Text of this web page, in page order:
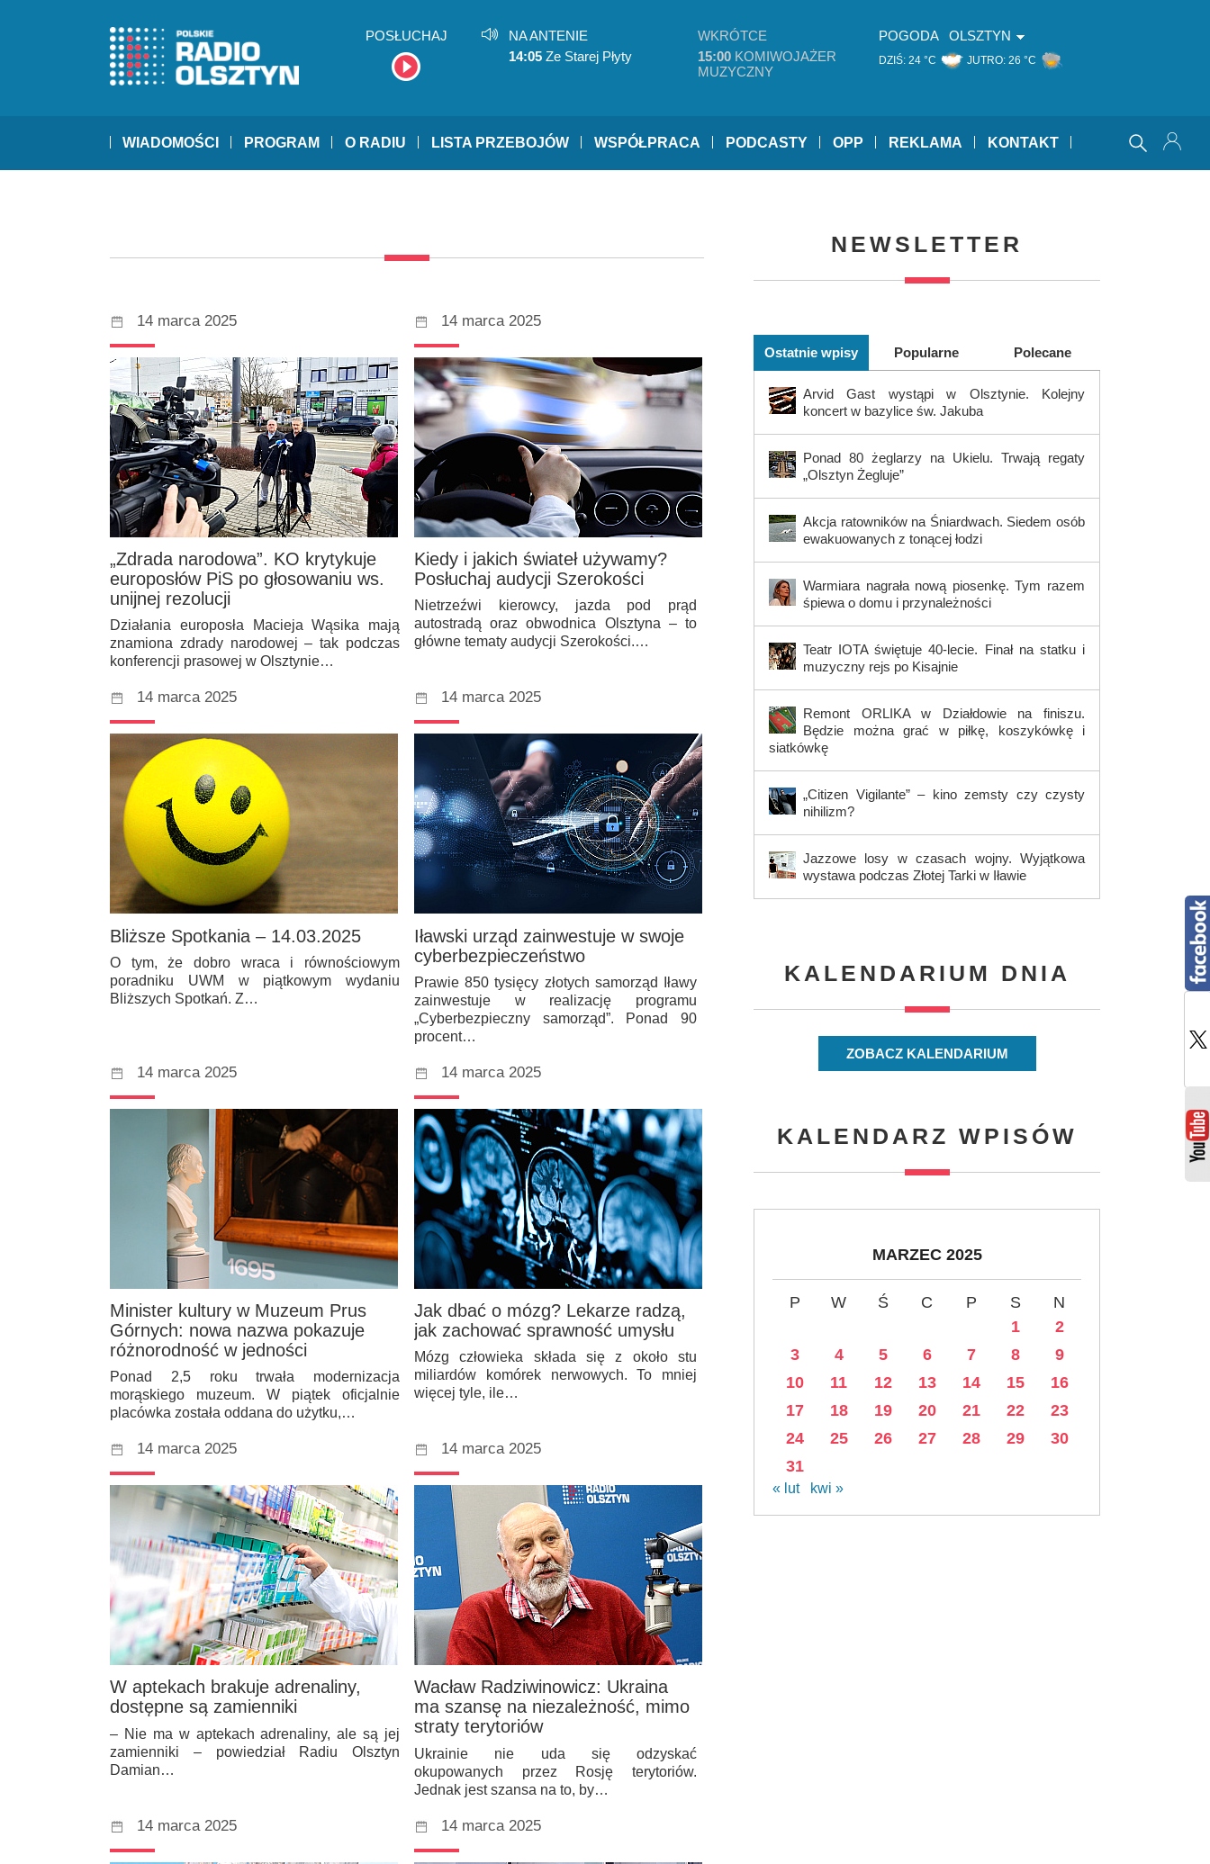
POSŁUCHAJ
NA ANTENIE
14:05 Ze Starej Płyty
WKRÓTCE
15:00 KOMIWOJAŻER
MUZYCZNY
POGODA OLSZTYN
DZIŚ: 24 °C JUTRO: 26 °C
WIADOMOŚCI PROGRAM O RADIU LISTA PRZEBOJÓW WSPÓŁPRACA PODCASTY OPP REKLAMA KONTAKT
14 marca 2025
„Zdrada narodowa”. KO krytykuje
europosłów PiS po głosowaniu ws.
unijnej rezolucji
Działania europosła Macieja Wąsika mają
znamiona zdrady narodowej – tak podczas
konferencji prasowej w Olsztynie…
14 marca 2025
Kiedy i jakich świateł używamy?
Posłuchaj audycji Szerokości
Nietrzeźwi kierowcy, jazda pod prąd
autostradą oraz obwodnica Olsztyna – to
główne tematy audycji Szerokości.…
14 marca 2025
Bliższe Spotkania – 14.03.2025
O tym, że dobro wraca i równościowym
poradniku UWM w piątkowym wydaniu
Bliższych Spotkań. Z…
14 marca 2025
Iławski urząd zainwestuje w swoje
cyberbezpieczeństwo
Prawie 850 tysięcy złotych samorząd Iławy
zainwestuje w realizację programu
„Cyberbezpieczny samorząd”. Ponad 90
procent…
14 marca 2025
Minister kultury w Muzeum Prus
Górnych: nowa nazwa pokazuje
różnorodność w jedności
Ponad 2,5 roku trwała modernizacja
morąskiego muzeum. W piątek oficjalnie
placówka została oddana do użytku,…
14 marca 2025
Jak dbać o mózg? Lekarze radzą,
jak zachować sprawność umysłu
Mózg człowieka składa się z około stu
miliardów komórek nerwowych. To mniej
więcej tyle, ile…
14 marca 2025
W aptekach brakuje adrenaliny,
dostępne są zamienniki
– Nie ma w aptekach adrenaliny, ale są jej
zamienniki – powiedział Radiu Olsztyn
Damian…
14 marca 2025
Wacław Radziwinowicz: Ukraina
ma szansę na niezależność, mimo
straty terytoriów
Ukrainie nie uda się odzyskać
okupowanych przez Rosję terytoriów.
Jednak jest szansa na to, by…
14 marca 2025 14 marca 2025
NEWSLETTER
Ostatnie wpisy Popularne Polecane
Arvid Gast wystąpi w Olsztynie. Kolejny
koncert w bazylice św. Jakuba
Ponad 80 żeglarzy na Ukielu. Trwają regaty
„Olsztyn Żegluje”
Akcja ratowników na Śniardwach. Siedem osób
ewakuowanych z tonącej łodzi
Warmiara nagrała nową piosenkę. Tym razem
śpiewa o domu i przynależności
Teatr IOTA świętuje 40-lecie. Finał na statku i
muzyczny rejs po Kisajnie
Remont ORLIKA w Działdowie na finiszu.
Będzie można grać w piłkę, koszykówkę i
siatkówkę
„Citizen Vigilante” – kino zemsty czy czysty
nihilizm?
Jazzowe losy w czasach wojny. Wyjątkowa
wystawa podczas Złotej Tarki w Iławie
KALENDARIUM DNIA
ZOBACZ KALENDARIUM
KALENDARZ WPISÓW
MARZEC 2025
P W Ś C P S
N
1
2
3
4 5 6 7 8
9
10
11 12 13 14 15
16
17
18 19 20 21 22
23
24
25 26 27 28 29
30
31
« lut kwi »